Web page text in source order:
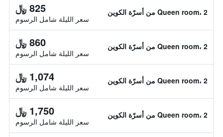
Queen room، 2 من أسرّة الكوين 825 ﷼
سعر الليلة شامل الرسوم
Queen room، 2 من أسرّة الكوين 860 ﷼
سعر الليلة شامل الرسوم
Queen room، 2 من أسرّة الكوين 1,074 ﷼
سعر الليلة شامل الرسوم
Queen room، 2 من أسرّة الكوين 1,750 ﷼
سعر الليلة شامل الرسوم